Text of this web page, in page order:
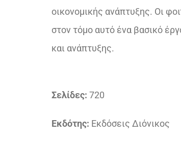
οικονομικής ανάπτυξης. Οι
στον τόμο αυτό ένα βασικό
και ανάπτυξης.
Σελίδες: 720
Εκδότης: Εκδόσεις Διόνικος